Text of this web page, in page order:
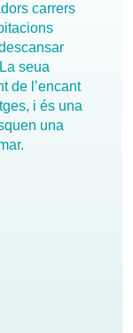
carrers
seua
de l’encant
i és una
una